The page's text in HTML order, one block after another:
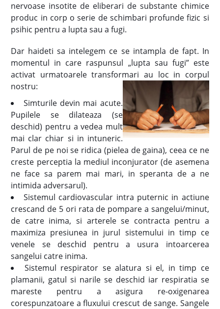
nervoase insotite de eliberari de substante chimice
produc in corp o serie de schimbari profunde fizic si
psihic pentru a lupta sau a fugi.
Dar haideti sa intelegem ce se intampla de fapt. In
momentul in care raspunsul „lupta sau fugi” este
activat urmatoarele transformari au loc in corpul
nostru:
Simturile devin mai acute.
Pupilele se dilateaza (se
deschid) pentru a vedea mult
mai clar chiar si in intuneric.
Parul de pe noi se ridica (pielea de gaina), ceea ce ne
creste perceptia la mediul inconjurator (de asemena
ne face sa parem mai mari, in speranta de a ne
intimida adversarul).
Sistemul cardiovascular intra puternic in actiune
crescand de 5 ori rata de pompare a sangelui/minut,
de catre inima, si arterele se contracta pentru a
maximiza presiunea in jurul sistemului in timp ce
venele se deschid pentru a usura intoarcerea
sangelui catre inima.
Sistemul respirator se alatura si el, in timp ce
plamanii, gatul si narile se deschid iar respiratia se
mareste pentru a asigura re-oxigenarea
corespunzatoare a fluxului crescut de sange. Sangele